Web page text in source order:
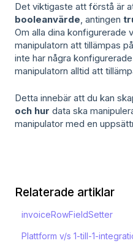
Det viktigaste att förstå är
booleanvärde, antingen
Om alla dina konfigurerade
manipulatorn att tillämpas
inte har några
manipulatorn alltid att
Detta innebär att du kan
och hur data ska
manipulator med en
Relaterade artiklar
invoiceRowFieldSetter
Plattform v/s 1-till-1-